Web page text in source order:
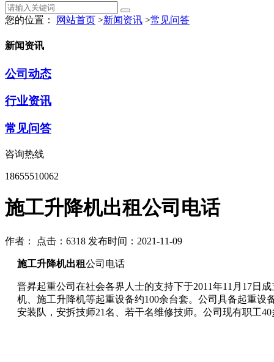
您的位置： 网站首页 >新闻资讯 >常见问答
新闻资讯
公司动态
行业资讯
常见问答
咨询热线
18655510062
施工升降机出租公司电话
作者： 点击：6318 发布时间：2021-11-09
施工升降机出租公司电话
晋昇起重公司在社会各界人士的支持下于2011年11月17日
机、施工升降机等起重设备约100余台套。公司具备起重
安装队，安拆技师21名、若干名维修技师。公司现有职工